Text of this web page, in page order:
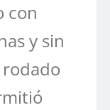
con
y sin